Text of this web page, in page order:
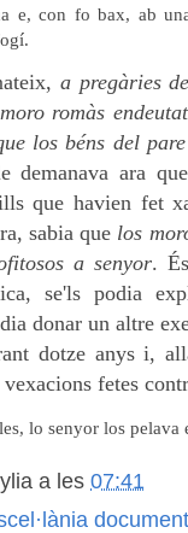
e, con fo bax, ab
a pregàries
romàs
los béns del
demanava ara
que havien fet
sabia que los
a senyor.
se'ls podia
donar un altre
dotze anys i,
fetes
lo senyor los pelava
a les 07:41